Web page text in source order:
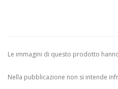
Le immagini di questo prodotto
Nella pubblicazione non si intende